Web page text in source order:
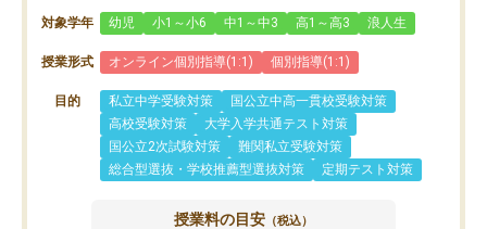
対象学年 幼児 小1～小6 中1～中3 高1～高3 浪人生
授業形式 オンライン個別指導(1:1) 個別指導(1:1)
目的 私立中学受験対策
国公立中高一貫校受験対策
高校受験対策
大学入学共通テスト対策
国公立2次試験対策
難関私立受験対策
総合型選抜・学校推薦型選抜対策
定期テスト対策
授業料の目安 （税込）